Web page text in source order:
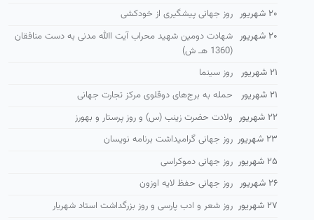
۲۰ شهریور
روز جهانی پیشگیری از خودکشی
۲۰ شهریور
شهادت دومین شهید محراب آیت االله مدنی به دست منافقان
(1360 هـ ش)
۲۱ شهریور
روز سینما
۲۱ شهریور
حمله به برج‌های دوقلوی مرکز تجارت جهانی
۲۲ شهریور
ولادت حضرت زینب (س) و روز پرستار و بهورز
۲۳ شهریور
روز جهانی گرامیداشت برنامه نویسان
۲۵ شهریور
روز جهانی دموکراسی
۲۶ شهریور
روز جهانی حفظ لایه اوزون
۲۷ شهریور
روز شعر و ادب پارسی و روز بزرگداشت استاد شهریار